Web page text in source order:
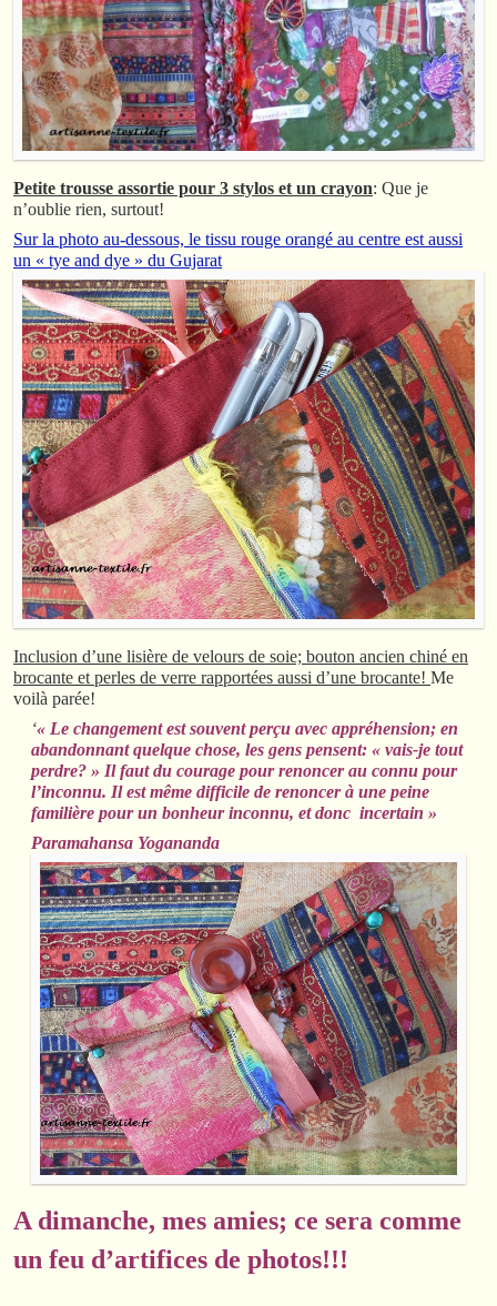
Petite trousse assortie pour 3 stylos et un crayon: Que je
n’oublie rien, surtout!
Sur la photo au-dessous, le tissu rouge orangé au centre est aussi
un « tye and dye » du Gujarat
Inclusion d’une lisière de velours de soie; bouton ancien chiné en
brocante et perles de verre rapportées aussi d’une brocante! Me
voilà parée!
‘« Le changement est souvent perçu avec appréhension; en
abandonnant quelque chose, les gens pensent: « vais-je tout
perdre? » Il faut du courage pour renoncer au connu pour
l’inconnu. Il est même difficile de renoncer à une peine
familière pour un bonheur inconnu, et donc incertain »
Paramahansa Yogananda
A dimanche, mes amies; ce sera comme
un feu d’artifices de photos!!!